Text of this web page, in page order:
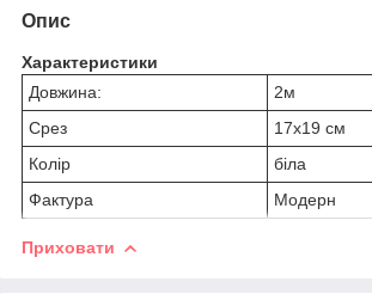
Опис
Характеристики
Довжина:
2м
Срез
17х19 см
Колір
біла
Фактура
Модерн
Приховати